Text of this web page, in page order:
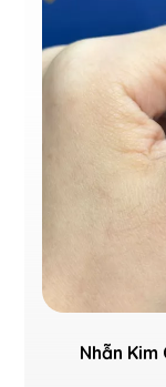
Nhẫn Kim